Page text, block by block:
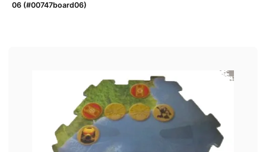
06 (#00747board06)